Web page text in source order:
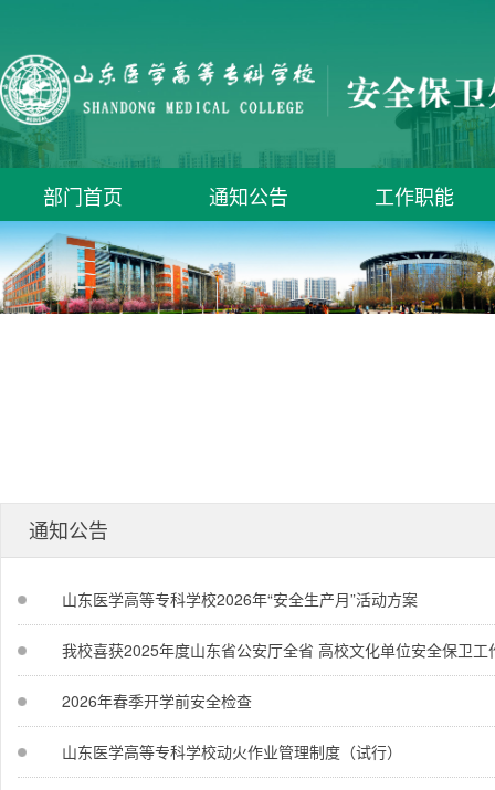
部门首页 通知公告 工作职能
通知公告
山东医学高等专科学校2026年“安全生产月”活动方案
我校喜获2025年度山东省公安厅全省 高校文化单位安全保卫工
2026年春季开学前安全检查
山东医学高等专科学校动火作业管理制度（试行）